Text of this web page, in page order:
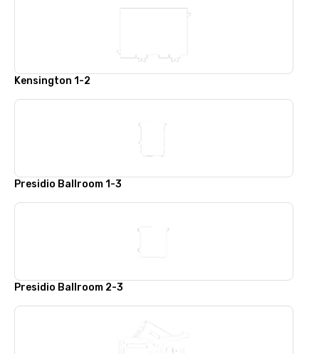
Kensington 1-2
Presidio Ballroom 1-3
Presidio Ballroom 2-3